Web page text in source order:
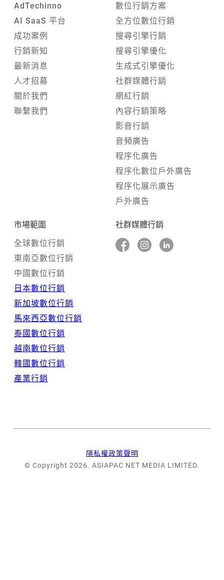
社群媒體行銷
AdTechinno
AI SaaS 平台
成功案例
行銷新知
最新消息
人才招募
關於我們
聯繫我們
數位行銷方案
全方位數位行銷
搜尋引擎行銷
搜尋引擎優化
生成式引擎優化
社群媒體行銷
網紅行銷
內容行銷策略
影音行銷
音頻廣告
程序化廣告
程序化數位戶外廣告
程序化展示廣告
戶外廣告
市場範圍
全球數位行銷
東南亞數位行銷
中國數位行銷
日本數位行銷
新加坡數位行銷
馬來西亞數位行銷
泰國數位行銷
越南數位行銷
韓國數位行銷
產業行銷
隱私權政策聲明
© Copyright 2026. ASIAPAC NET MEDIA LIMITED.